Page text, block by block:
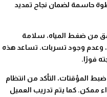
حاسمة لضمان نجاح تمديد
من ضغط المياه، سلامة
وعدم وجود تسربات. تساعد هذه
فورًا.
المؤقتات، التأكد من انتظام
ممكن. كما يتم تدريب العميل